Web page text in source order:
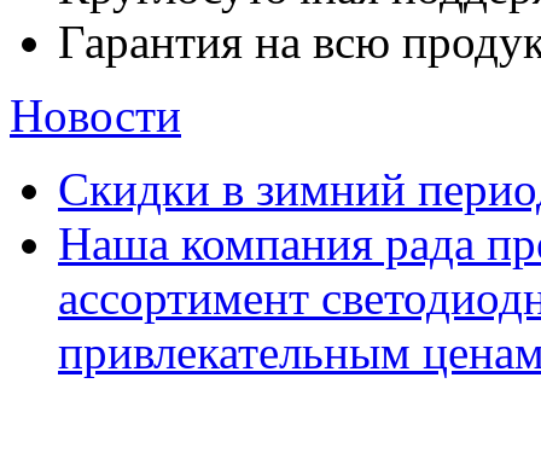
Гарантия на всю
Новости
Скидки в зимний
Наша компания рада
ассортимент
привлекательным